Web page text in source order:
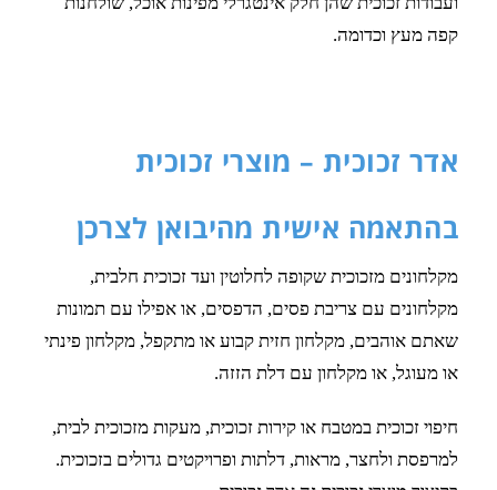
קפה מעץ וכדומה.
אדר זכוכית – מוצרי זכוכית
בהתאמה אישית מהיבואן לצרכן
מקלחונים מזכוכית שקופה לחלוטין ועד זכוכית חלבית,
מקלחונים עם צריבת פסים, הדפסים, או אפילו עם תמונות
שאתם אוהבים, מקלחון חזית קבוע או מתקפל, מקלחון פינתי
או מעוגל, או מקלחון עם דלת הזזה.
חיפוי זכוכית במטבח או קירות זכוכית, מעקות מזכוכית לבית,
למרפסת ולחצר, מראות, דלתות ופרויקטים גדולים בזכוכית.